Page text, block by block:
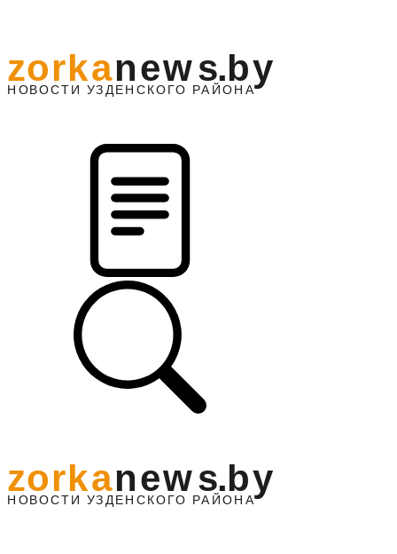
НО ВОСТИ УЗДЕНС КО ГО РАЙОНА
zorkanews.by